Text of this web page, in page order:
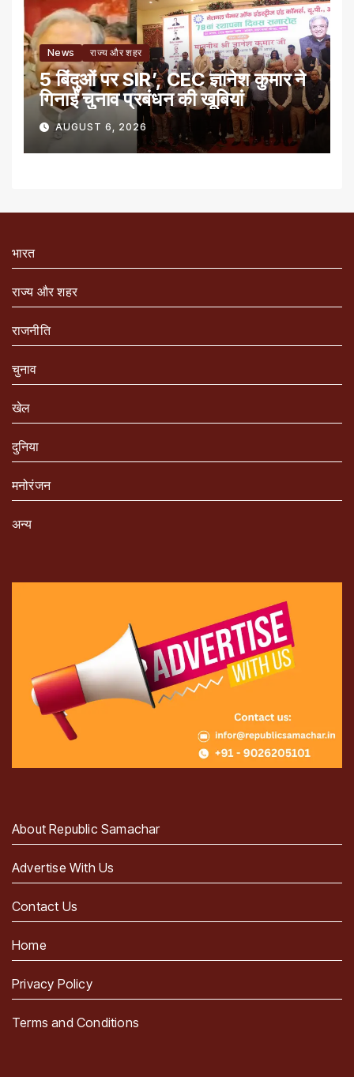
News राज्य और शहर
5 बिंदुओं पर SIR’, CEC ज्ञानेश कुमार ने
गिनाईं चुनाव प्रबंधन की खूबियां
AUGUST 6, 2026
भारत
राज्य और शहर
राजनीति
चुनाव
खेल
दुनिया
मनोरंजन
अन्य
About Republic Samachar
Advertise With Us
Contact Us
Home
Privacy Policy
Terms and Conditions